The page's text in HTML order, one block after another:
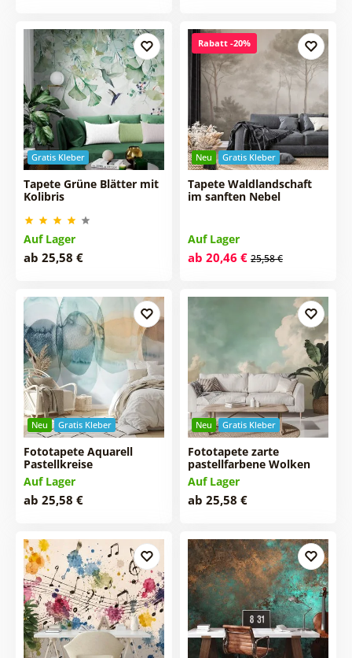
Gratis Kleber
Tapete Grüne Blätter mit
Kolibris
Auf Lager
ab 25,58 €
Neu Gratis Kleber
Rabatt -20%
Tapete Waldlandschaft
im sanften Nebel
Auf Lager
ab 20,46 € 25,58 €
Neu Gratis Kleber
Fototapete Aquarell
Pastellkreise
Auf Lager
ab 25,58 €
Neu Gratis Kleber
Fototapete zarte
pastellfarbene Wolken
Auf Lager
ab 25,58 €